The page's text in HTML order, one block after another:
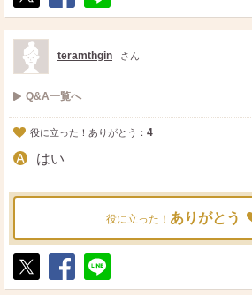
ポ
ス
ト
シ
ェ
送
る
teramthgin さん
Q&A一覧へ
役に立った！ありがとう： 4
はい
役に立った！ ありがとう
ポ
シ
送